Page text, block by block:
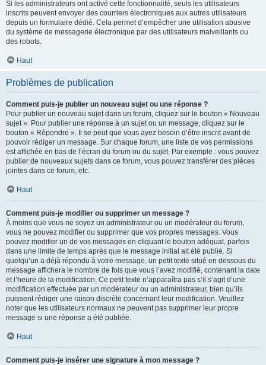
Si les administrateurs ont activé cette fonctionnalité, seuls les utilisateurs
inscrits peuvent envoyer des courriers électroniques aux autres utilisateurs
depuis un formulaire dédié. Cela permet d’empêcher une utilisation abusive
du système de messagerie électronique par des utilisateurs malveillants ou
des robots.
Haut
Problèmes de publication
Comment puis-je publier un nouveau sujet ou une réponse ?
Pour publier un nouveau sujet dans un forum, cliquez sur le bouton « Nouveau
sujet ». Pour publier une réponse à un sujet ou un message, cliquez sur le
bouton « Répondre ». Il se peut que vous ayez besoin d’être inscrit avant de
pouvoir rédiger un message. Sur chaque forum, une liste de vos permissions
est affichée en bas de l’écran du forum ou du sujet. Par exemple : vous pouvez
publier de nouveaux sujets dans ce forum, vous pouvez transférer des pièces
jointes dans ce forum, etc.
Haut
Comment puis-je modifier ou supprimer un message ?
À moins que vous ne soyez un administrateur ou un modérateur du forum,
vous ne pouvez modifier ou supprimer que vos propres messages. Vous
pouvez modifier un de vos messages en cliquant le bouton adéquat, parfois
dans une limite de temps après que le message initial ait été publié. Si
quelqu’un a déjà répondu à votre message, un petit texte situé en dessous du
message affichera le nombre de fois que vous l’avez modifié, contenant la date
et l’heure de la modification. Ce petit texte n’apparaîtra pas s’il s’agit d’une
modification effectuée par un modérateur ou un administrateur, bien qu’ils
puissent rédiger une raison discrète concernant leur modification. Veuillez
noter que les utilisateurs normaux ne peuvent pas supprimer leur propre
message si une réponse a été publiée.
Haut
Comment puis-je insérer une signature à mon message ?